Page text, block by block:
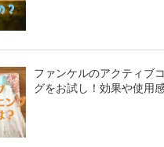
ファンケルのアクティブ
グをお試し！効果や使用